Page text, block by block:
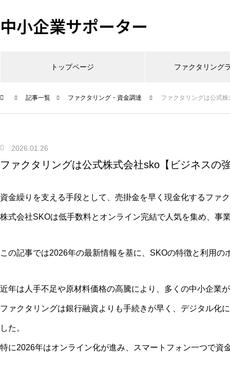
中小企業サポーター
トップページ ファクタリング
記事一覧 ファクタリング・資金調達 ファクタリングは公式
2026.01.26
ファクタリングは公式株式会社sko【ビジネスの
資金繰りを支える手段として、売掛金を早く現金化するファ
株式会社SKOは低手数料とオンライン完結で人気を集め、事
この記事では2026年の最新情報を基に、SKOの特徴と利用の
近年は人手不足や原材料価格の高騰により、多くの中小企業
ファクタリングは銀行融資よりも手続きが早く、デジタル化
した。
特に2026年はオンライン化が進み、スマートフォン一つで資